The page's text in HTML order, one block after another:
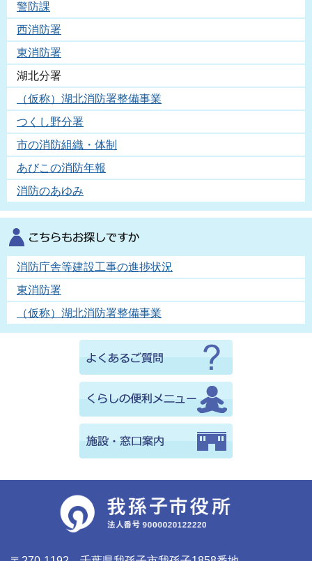
警防課
西消防署
東消防署
湖北分署
（仮称）湖北消防署整備事業
つくし野分署
市の消防組織・体制
あびこの消防年報
消防のあゆみ
消防庁舎等建設工事の進捗状況
東消防署
（仮称）湖北消防署整備事業